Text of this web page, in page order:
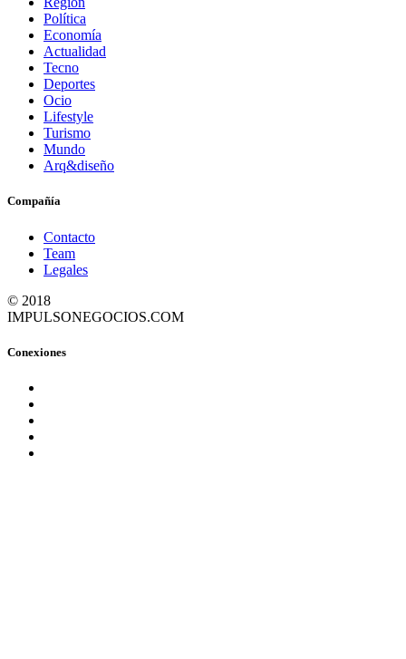
Política
Economía
Actualidad
Tecno
Deportes
Ocio
Lifestyle
Turismo
Mundo
Arq&diseño
Compañía
Contacto
Team
Legales
© 2018
IMPULSONEGOCIOS.COM
Conexiones